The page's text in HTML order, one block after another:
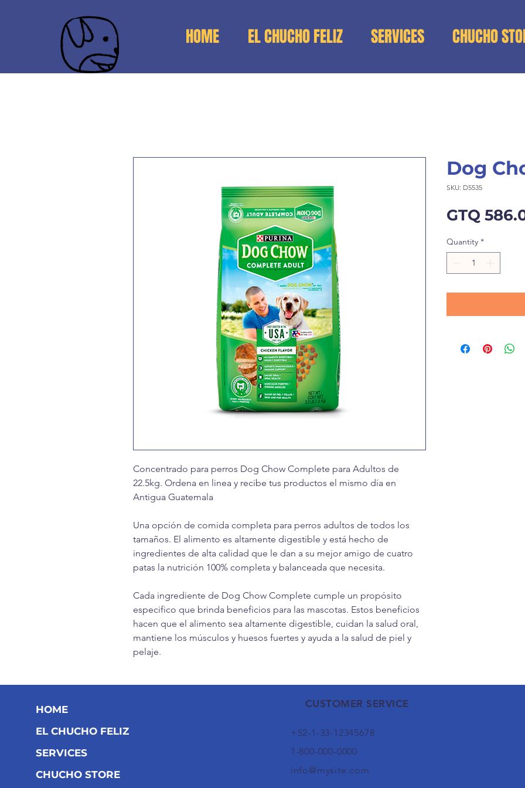
HOME EL CHUCHO FELIZ SERVICES CHUCHO
Concentrado para perros Dog Chow Complete para Adultos de
22.5kg. Ordena en linea y recibe tus productos el mismo día en
Antigua Guatemala
Una opción de comida completa para perros adultos de todos los
tamaños. El alimento es altamente digestible y está hecho de
ingredientes de alta calidad que le dan a su mejor amigo de cuatro
patas la nutrición 100% completa y balanceada que necesita.
Cada ingrediente de Dog Chow Complete cumple un propósito
especifico que brinda beneficios para las mascotas. Estos beneficios
hacen que el alimento sea altamente digestible, cuidan la salud oral,
mantiene los músculos y huesos fuertes y ayuda a la salud de piel y
pelaje.
Dog
SKU: D5535
GTQ
Quantity *
HOME
EL CHUCHO FELIZ
SERVICES
CHUCHO STORE
CUSTOMER SERVICE
+52-1-33-12345678
1-800-000-0000
info@mysite.com